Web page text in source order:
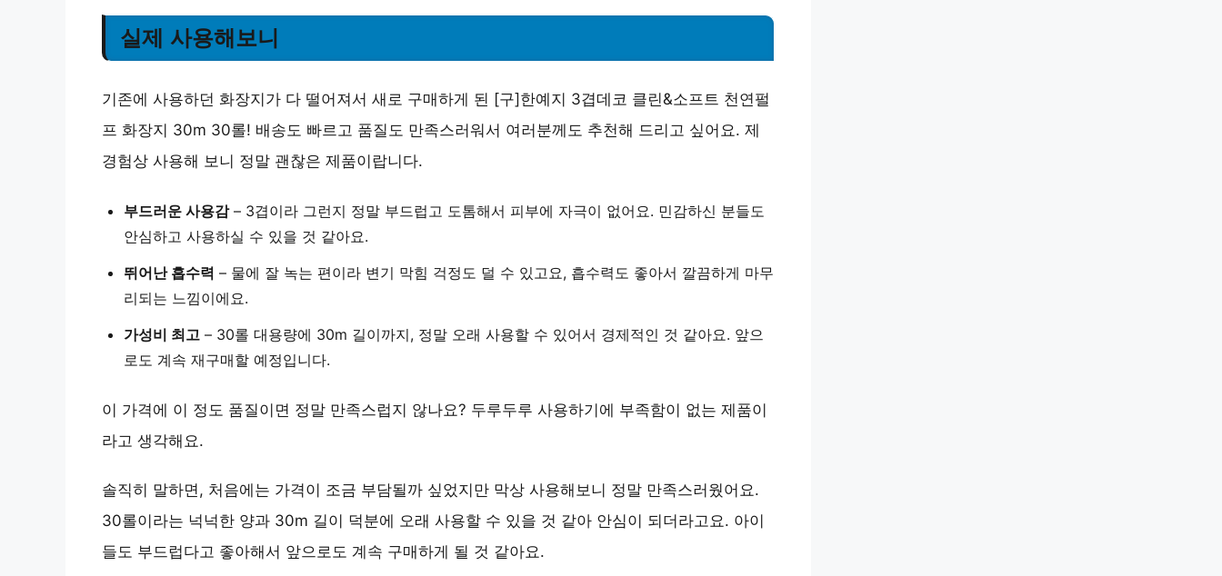
실제 사용해보니
기존에 사용하던 화장지가 다 떨어져서 새로 구매하게 된 [구]한예지 3겹데코 클린&소프트 천연펄
프 화장지 30m 30롤! 배송도 빠르고 품질도 만족스러워서 여러분께도 추천해 드리고 싶어요. 제
경험상 사용해 보니 정말 괜찮은 제품이랍니다.
부드러운 사용감– 3겹이라 그런지 정말 부드럽고 도톰해서 피부에 자극이 없어요. 민감하신 분들도
안심하고 사용하실 수 있을 것 같아요.
뛰어난 흡수력 – 물에 잘 녹는 편이라 변기 막힘 걱정도 덜 수 있고요, 흡수력도 좋아서 깔끔하게 마무
리되는 느낌이에요.
가성비 최고 – 30롤 대용량에 30m 길이까지, 정말 오래 사용할 수 있어서 경제적인 것 같아요. 앞으
로도 계속 재구매할 예정입니다.
이 가격에 이 정도 품질이면 정말 만족스럽지 않나요? 두루두루 사용하기에 부족함이 없는 제품이
라고 생각해요.
솔직히 말하면, 처음에는 가격이 조금 부담될까 싶었지만 막상 사용해보니 정말 만족스러웠어요.
30롤이라는 넉넉한 양과 30m 길이 덕분에 오래 사용할 수 있을 것 같아 안심이 되더라고요. 아이
들도 부드럽다고 좋아해서 앞으로도 계속 구매하게 될 것 같아요.